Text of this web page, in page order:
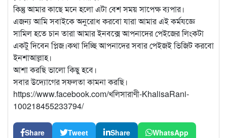
কিন্তু আমার কাছে মনে হলো এটা বেশ সময় সাপেক্ষ ব্যপার।
এজন্য আমি সবাইকে অনুরোধ করবো যারা আমার এই কর্মযজ্ঞে
সামিল হতে চান তারা আমার ইনবক্সে আপনাদের পেইজের লিংকটা
একটু দিবেন প্লিজ।কথা দিচ্ছি আপনাদের সবার পেইজই ভিজিট করবো
ইনশাআল্লাহ।
আশা করছি ভালো কিছু হবে।
সবার উদ্যোগের সফলতা কামনা করছি।
https://www.facebook.com/খলিসারাণী-KhalisaRani-
100218455233794/
Share Tweet Share WhatsApp